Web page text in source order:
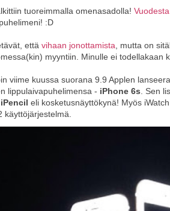
tuoreimmalla omenasadolla!
:D
että vihaan jonottamista , mutta on
myyntiin. Minulle ei todellakaan
viime kuussa suorana 9.9 Applen
lippulaivapuhelimensa - iPhone 6s . Sen
iPencil eli kosketusnäyttökynä! Myös
käyttöjärjestelmä.